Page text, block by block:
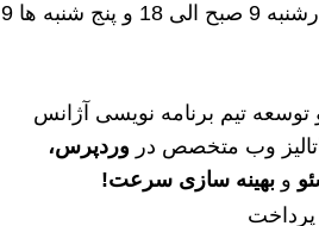
ساعت کاری: شنبه تا چهارشنبه 9 صبح الی 18 و پنج شنبه ها 9
تیم برنامه نویسی آژانس
وب متخصص در وردپرس،
وبهینه سازی سرعت!